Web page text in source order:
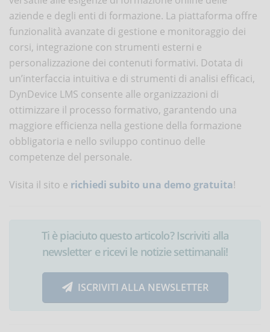
aziende e degli enti di formazione. La piattaforma offre
funzionalità avanzate di gestione e monitoraggio dei
corsi, integrazione con strumenti esterni e
personalizzazione dei contenuti formativi. Dotata di
un’interfaccia intuitiva e di strumenti di analisi efficaci,
DynDevice LMS consente alle organizzazioni di
ottimizzare il processo formativo, garantendo una
maggiore efficienza nella gestione della formazione
obbligatoria e nello sviluppo continuo delle
competenze del personale.
Visita il sito e richiedi subito una demo gratuita!
Ti è piaciuto questo articolo? Iscriviti alla
newsletter e ricevi le notizie settimanali!
ISCRIVITI ALLA NEWSLETTER